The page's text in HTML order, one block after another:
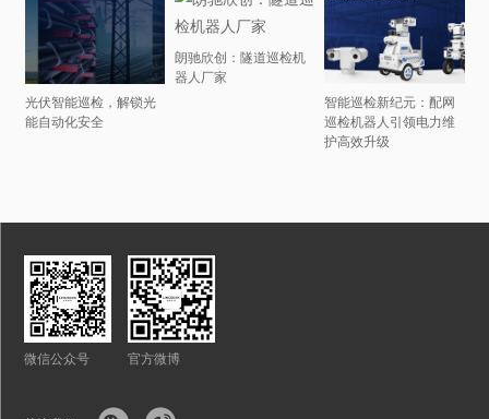
光伏智能巡检，解锁光
能自动化安全
朗驰欣创：隧道巡检机
器人厂家
智能巡检新纪元：配网
巡检机器人引领电力维
护高效升级
微信公众号 官方微博